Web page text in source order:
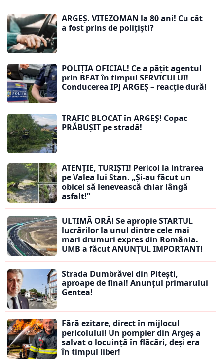
ARGEȘ. VITEZOMAN la 80 ani! Cu cât
a fost prins de polițiști?
POLIȚIA OFICIAL! Ce a pățit agentul
prin BEAT în timpul SERVICULUI!
Conducerea IPJ ARGEȘ – reacție dură!
TRAFIC BLOCAT în ARGEȘ! Copac
PRĂBUȘIT pe stradă!
ATENȚIE, TURIȘTI! Pericol la intrarea
pe Valea lui Stan. „Și-au făcut un
obicei să lenevească chiar lângă
asfalt!”
ULTIMĂ ORĂ! Se apropie STARTUL
lucrărilor la unul dintre cele mai
mari drumuri expres din România.
UMB a făcut ANUNȚUL IMPORTANT!
Strada Dumbrăvei din Pitești,
aproape de final! Anunțul primarului
Gentea!
Fără ezitare, direct în mijlocul
pericolului! Un pompier din Argeș a
salvat o locuință în flăcări, deși era
în timpul liber!